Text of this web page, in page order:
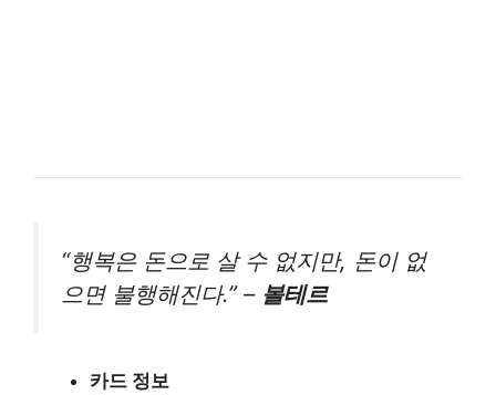
“행복은 돈으로 살 수 없지만, 돈이 없
으면 불행해진다.” – 볼테르
카드 정보